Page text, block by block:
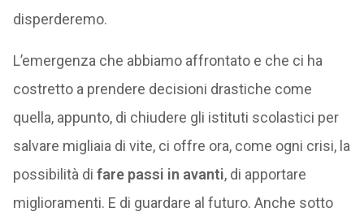
disperderemo.
L’emergenza che abbiamo affrontato e che ci ha
costretto a prendere decisioni drastiche come
quella, appunto, di chiudere gli istituti scolastici per
salvare migliaia di vite, ci offre ora, come ogni crisi, la
possibilità di fare passi in avanti, di apportare
miglioramenti. E di guardare al futuro. Anche sotto